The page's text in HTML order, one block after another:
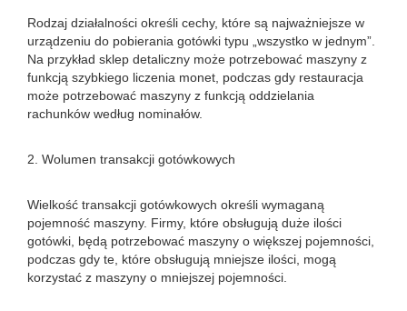
Rodzaj działalności określi cechy, które są najważniejsze w
urządzeniu do pobierania gotówki typu „wszystko w jednym”.
Na przykład sklep detaliczny może potrzebować maszyny z
funkcją szybkiego liczenia monet, podczas gdy restauracja
może potrzebować maszyny z funkcją oddzielania
rachunków według nominałów.
2. Wolumen transakcji gotówkowych
Wielkość transakcji gotówkowych określi wymaganą
pojemność maszyny. Firmy, które obsługują duże ilości
gotówki, będą potrzebować maszyny o większej pojemności,
podczas gdy te, które obsługują mniejsze ilości, mogą
korzystać z maszyny o mniejszej pojemności.